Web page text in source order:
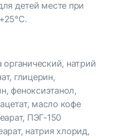
детей месте при
органический, натрий
глицерин,
феноксиэтанол,
масло кофе
ПЭГ-150
натрия хлорид,